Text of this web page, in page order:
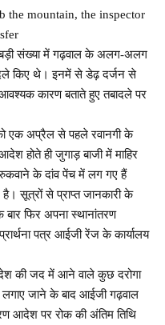
the mountain, the inspector
संख्या में गढ़वाल के अलग-अलग
किए थे। इनमें से डेढ़ दर्जन से
कारण बताते हुए तबादले पर
एक अप्रैल से पहले रवानगी के
होते ही जुगाड़ बाजी में माहिर
के दांव पेंच में लग गए हैं
सूत्रों से प्राप्त जानकारी के
फिर अपना स्थानांतरण
पत्र आईजी रेंज के कार्यालय
की जद में आने वाले कुछ दरोगा
जाने के बाद आईजी गढ़वाल
आदेश पर रोक की अंतिम तिथि